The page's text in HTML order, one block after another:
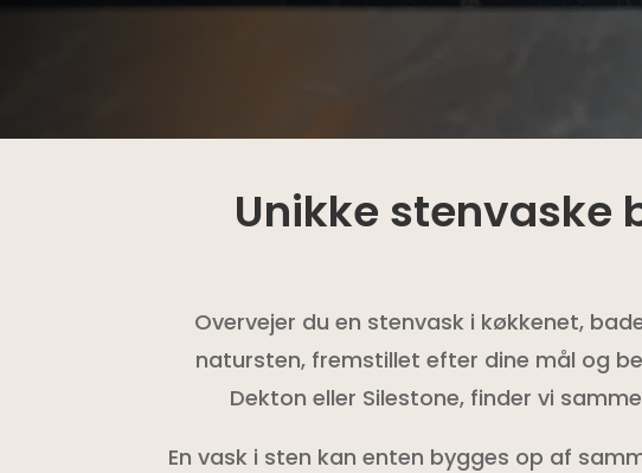
Unikke
Overvejer du en stenvask i køkkenet,
natursten, fremstillet efter dine mål og
Dekton eller Silestone, finder vi
En vask i sten kan enten bygges op af